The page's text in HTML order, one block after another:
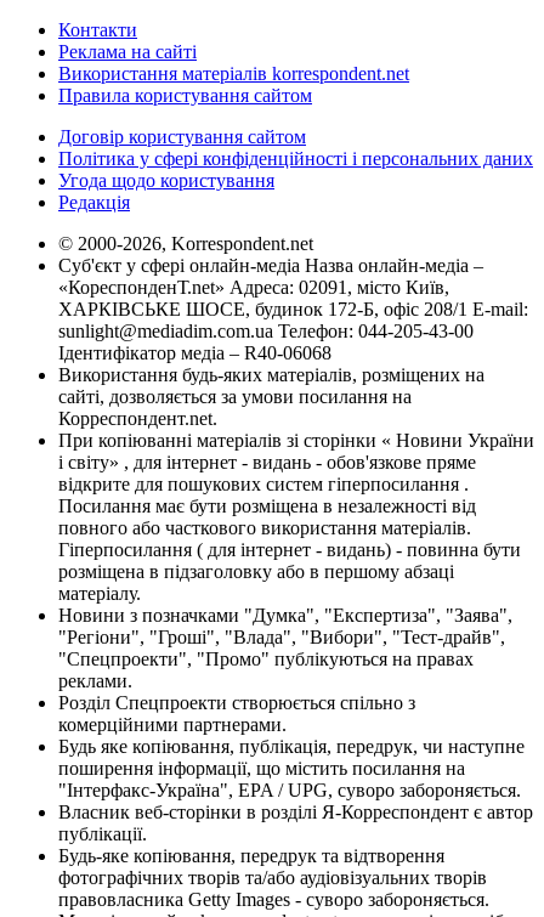
Контакти
Реклама на сайті
Використання матеріалів korrespondent.net
Правила користування сайтом
Договір користування сайтом
Політика у сфері конфіденційності і персональних даних
Угода щодо користування
Редакція
© 2000-2026, Korrespondent.net
Суб'єкт у сфері онлайн-медіа Назва онлайн-медіа –
«КореспонденТ.net» Адреса: 02091, місто Київ,
ХАРКІВСЬКЕ ШОСЕ, будинок 172-Б, офіс 208/1 E-mail:
sunlight@mediadim.com.ua Телефон: 044-205-43-00
Ідентифікатор медіа – R40-06068
Використання будь-яких матеріалів, розміщених на
сайті, дозволяється за умови посилання на
Корреспондент.net.
При копіюванні матеріалів зі сторінки « Новини України
і світу» , для інтернет - видань - обов'язкове пряме
відкрите для пошукових систем гіперпосилання .
Посилання має бути розміщена в незалежності від
повного або часткового використання матеріалів.
Гіперпосилання ( для інтернет - видань) - повинна бути
розміщена в підзаголовку або в першому абзаці
матеріалу.
Новини з позначками "Думка", "Експертиза", "Заява",
"Регіони", "Гроші", "Влада", "Вибори", "Тест-драйв",
"Спецпроекти", "Промо" публікуються на правах
реклами.
Розділ Спецпроекти створюється спільно з
комерційними партнерами.
Будь яке копіювання, публікація, передрук, чи наступне
поширення інформації, що містить посилання на
"Інтерфакс-Україна", EPA / UPG, суворо забороняється.
Власник веб-сторінки в розділі Я-Корреспондент є автор
публікації.
Будь-яке копіювання, передрук та відтворення
фотографічних творів та/або аудіовізуальних творів
правовласника Getty Images - суворо забороняється.